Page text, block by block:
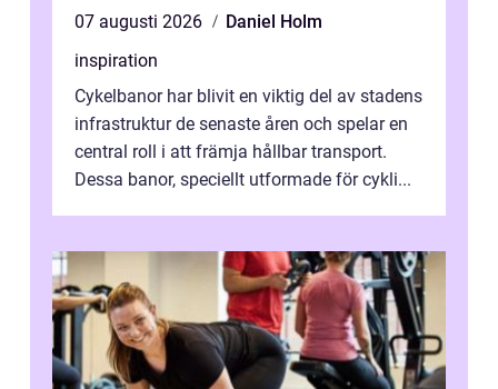
07 augusti 2026
Daniel Holm
inspiration
Cykelbanor har blivit en viktig del av stadens
infrastruktur de senaste åren och spelar en
central roll i att främja hållbar transport.
Dessa banor, speciellt utformade för cykli...